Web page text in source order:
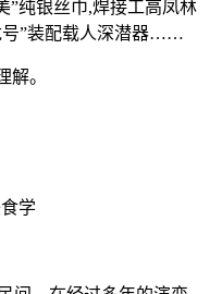
”纯银丝巾,焊接工高凤林
号”装配载人深潜器……
解。
学